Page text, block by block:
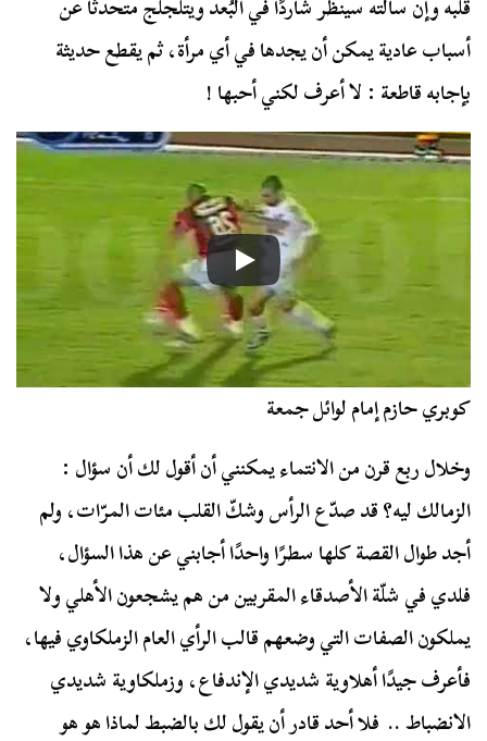
قلبه وإن سألته سينظر شاردًا في البُعد ويتلجلج متحدثًا عن
أسباب عادية يمكن أن يجدها في أي مرأة، ثم يقطع حديثة
بإجابه قاطعة : لا أعرف لكني أحبها !
كوبري حازم إمام لوائل جمعة
وخلال ربع قرن من الانتماء يمكنني أن أقول لك أن سؤال :
الزمالك ليه؟ قد صدّع الرأس وشكّ القلب مئات المرّات، ولم
أجد طوال القصة كلها سطرًا واحدًا أجابني عن هذا السؤال،
فلدي في شلّة الأصدقاء المقربين من هم يشجعون الأهلي ولا
يملكون الصفات التي وضعهم قالب الرأي العام الزملكاوي فيها،
فأعرف جيدًا أهلاوية شديدي الإندفاع، وزملكاوية شديدي
الانضباط .. فلا أحد قادر أن يقول لك بالضبط لماذا هو هو